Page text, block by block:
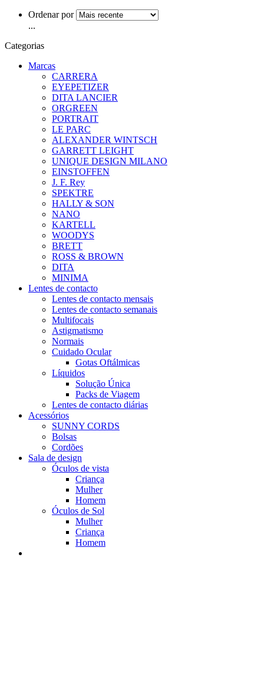
Ordenar por
...
Categorias
Marcas
CARRERA
EYEPETIZER
DITA LANCIER
ORGREEN
PORTRAIT
LE PARC
ALEXANDER WINTSCH
GARRETT LEIGHT
UNIQUE DESIGN MILANO
EINSTOFFEN
J. F. Rey
SPEKTRE
HALLY & SON
NANO
KARTELL
WOODYS
BRETT
ROSS & BROWN
DITA
MINIMA
Lentes de contacto
Lentes de contacto mensais
Lentes de contacto semanais
Multifocais
Astigmatismo
Normais
Cuidado Ocular
Gotas Oftálmicas
Líquidos
Solução Única
Packs de Viagem
Lentes de contacto diárias
Acessórios
SUNNY CORDS
Bolsas
Cordões
Sala de design
Óculos de vista
Criança
Mulher
Homem
Óculos de Sol
Mulher
Criança
Homem